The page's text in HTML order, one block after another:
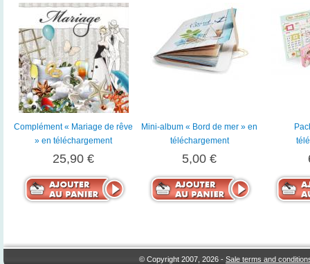
Complément « Mariage de rêve
» en téléchargement
25,90 €
Mini-album « Bord de mer » en
téléchargement
5,00 €
© Copyright 2007, 2026 -Sale terms and